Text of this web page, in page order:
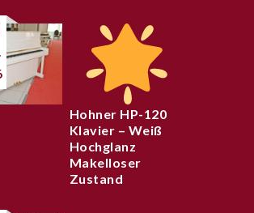
Hohner HP-120
Klavier – Weiß
Hochglanz
Makelloser
Zustand